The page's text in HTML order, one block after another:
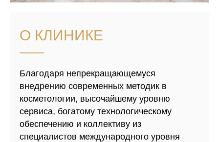
О КЛИНИКЕ
Благодаря непрекращающемуся
внедрению современных методик в
косметологии, высочайшему уровню
сервиса, богатому технологическому
обеспечению и коллективу из
специалистов международного уровня